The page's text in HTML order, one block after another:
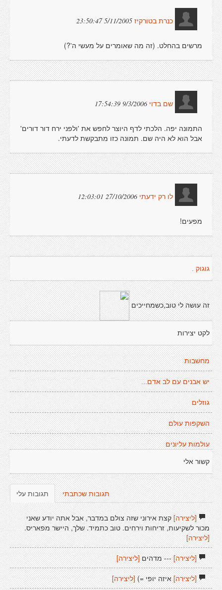
כנרת בטורקיז 5/11/2005 23:50:47
מרשים בהחלט. (זה מה שאומרים על מעשי ה'?)
שם בדוי 9/3/2006 17:54:39
התמונה יפה. הלכתי לדף היוצר לחפש את 'ולפני ירח דור דורים'
אבל הוא לא היה שם. תמונה כזו מתבקשת לדעתי.
לו רק ידעתי 27/10/2006 12:03:01
מפעים!
גוגוק .
זה עושה לי טוב,כשמחייכים
לקט יצירות
מחשבות
יש אבנים עם לב אדם...
גוזלים
השקפות עולם
עולמות עליונים
קשור אלי
תגובות עלי תגובות שכתבתי
[ליצירה]קצת אירוני שזה צולם במדבר, אבל אתה יודע שאני
מכור לשקיעות, זריחות וירחים. טוב כתמיד. שלך, היישר מפאריס.
[ליצירה]
[ליצירה]--- מדהים [ליצירה]
[ליצירה]איזה יופי =) [ליצירה]